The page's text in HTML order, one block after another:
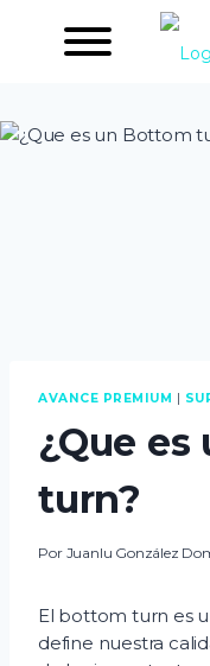
AVANCE PREMIUM
¿Que
turn?
Por Juanlu González
El bottom turn es
define nuestra